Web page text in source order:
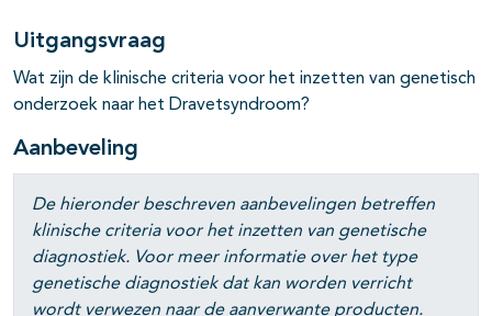
Uitgangsvraag
Wat zijn de klinische criteria voor het inzetten van genetisch
onderzoek naar het Dravetsyndroom?
Aanbeveling
De hieronder beschreven aanbevelingen betreffen
klinische criteria voor het inzetten van genetische
diagnostiek. Voor meer informatie over het type
genetische diagnostiek dat kan worden verricht
wordt verwezen naar de aanverwante producten.